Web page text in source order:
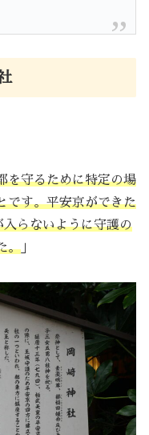
を守るために特定の場
です。平安京ができた
らないように守護の
。 」